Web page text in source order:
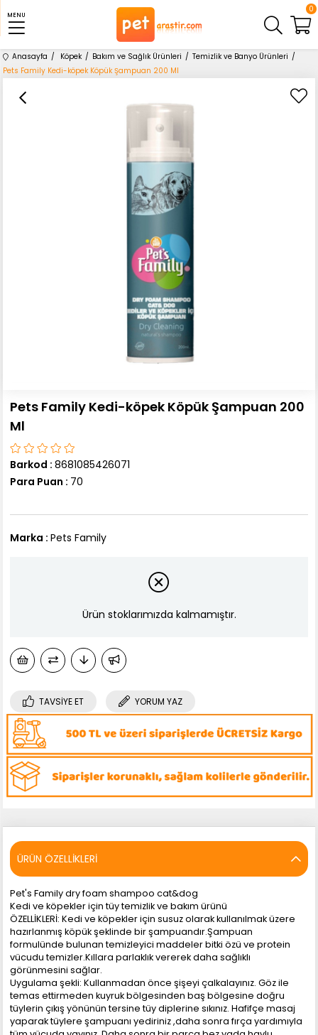
MENU
0
Anasayfa Köpek Bakım ve Sağlık Ürünleri
Temizlik ve Banyo Ürünleri
Pets Family Kedi-köpek Köpük Şampuan 200 Ml
Pets Family Kedi-köpek Köpük Şampuan 200
Ml
Barkod : 8681085426071
Para Puan : 70
Marka : Pets Family
Ürün stoklarımızda kalmamıştır.
TAVSIYE ET YORUM YAZ
ÜRÜN ÖZELLIKLERI
Pet's Family dry foam shampoo cat&dog
Kedi ve köpekler için tüy temizlik ve bakım ürünü
ÖZELLİKLERİ: Kedi ve köpekler için susuz olarak kullanılmak üzere
hazırlanmış köpük şeklinde bir şampuandır.Şampuan
formulünde bulunan temizleyici maddeler bitki özü ve protein
vücudu temizler.Kıllara parlaklık vererek daha sağlıklı
görünmesini sağlar.
Uygulama şekli: Kullanmadan önce şişeyi çalkalayınız. Göz ile
temas ettirmeden kuyruk bölgesinden baş bölgesine doğru
tüylerin çıkış yönünün tersine tüy diplerine sıkınız. Hafifçe masaj
yaparak tüylere şampuanı yediriniz ,daha sonra fırça yardımıyla